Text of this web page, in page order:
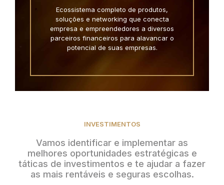
Ecossistema completo de produtos,
soluções e networking que conecta
empresa e empreendedores a diversos
parceiros financeiros para alavancar o
potencial de suas empresas.
INVESTIMENTOS
Vamos identificar e implementar as
melhores oportunidades estratégicas e
táticas de investimentos e te ajudar a fazer
as mais rentáveis e seguras escolhas.